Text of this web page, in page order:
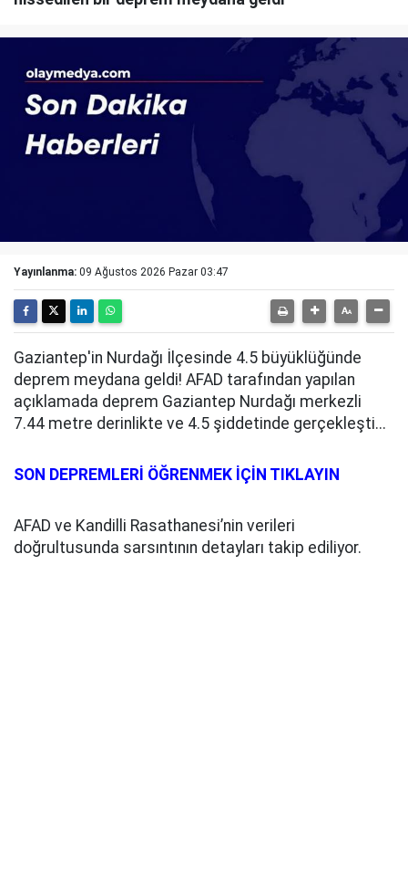
Yayınlanma: 09 Ağustos 2026 Pazar 03:47
Gaziantep'in Nurdağı İlçesinde 4.5 büyüklüğünde
deprem meydana geldi! AFAD tarafından yapılan
açıklamada deprem Gaziantep Nurdağı merkezli
7.44 metre derinlikte ve 4.5 şiddetinde gerçekleşti...
SON DEPREMLERİ ÖĞRENMEK İÇİN TIKLAYIN
AFAD ve Kandilli Rasathanesi’nin verileri
doğrultusunda sarsıntının detayları takip ediliyor.